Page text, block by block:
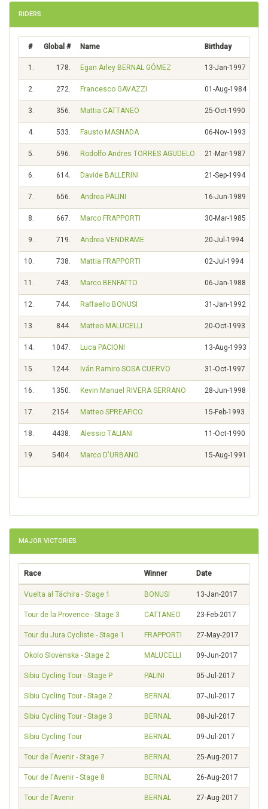
RIDERS
# Global # Name Birthday
1. 178. Egan Arley BERNAL GÓMEZ 13-Jan-1997
2. 272. Francesco GAVAZZI 01-Aug-1984
3. 356. Mattia CATTANEO 25-Oct-1990
4. 533. Fausto MASNADA 06-Nov-1993
5. 596. Rodolfo Andres TORRES AGUDELO 21-Mar-1987
6. 614. Davide BALLERINI 21-Sep-1994
7. 656. Andrea PALINI 16-Jun-1989
8. 667. Marco FRAPPORTI 30-Mar-1985
9. 719. Andrea VENDRAME 20-Jul-1994
10. 738. Mattia FRAPPORTI 02-Jul-1994
11. 743. Marco BENFATTO 06-Jan-1988
12. 744. Raffaello BONUSI 31-Jan-1992
13. 844. Matteo MALUCELLI 20-Oct-1993
14. 1047. Luca PACIONI 13-Aug-1993
15. 1244. Iván Ramiro SOSA CUERVO 31-Oct-1997
16. 1350. Kevin Manuel RIVERA SERRANO 28-Jun-1998
17. 2154. Matteo SPREAFICO 15-Feb-1993
18. 4438. Alessio TALIANI 11-Oct-1990
19. 5404. Marco D'URBANO 15-Aug-1991
MAJOR VICTORIES
Race Winner Date
Vuelta al Táchira - Stage 1 BONUSI 13-Jan-2017
Tour de la Provence - Stage 3 CATTANEO 23-Feb-2017
Tour du Jura Cycliste - Stage 1 FRAPPORTI 27-May-2017
Okolo Slovenska - Stage 2 MALUCELLI 09-Jun-2017
Sibiu Cycling Tour - Stage P PALINI 05-Jul-2017
Sibiu Cycling Tour - Stage 2 BERNAL 07-Jul-2017
Sibiu Cycling Tour - Stage 3 BERNAL 08-Jul-2017
Sibiu Cycling Tour BERNAL 09-Jul-2017
Tour de l'Avenir - Stage 7 BERNAL 25-Aug-2017
Tour de l'Avenir - Stage 8 BERNAL 26-Aug-2017
Tour de l'Avenir BERNAL 27-Aug-2017